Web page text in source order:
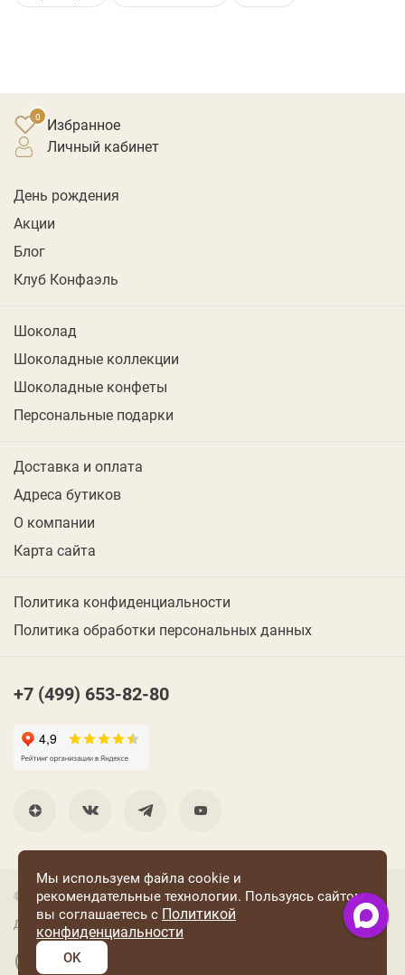
Избранное
личный кабинет
День рождения
Акции
Блог
Клуб Конфаэль
Шоколад
Шоколадные коллекции
Шоколадные конфеты
Персональные подарки
Доставка и оплата
Адреса бутиков
О компании
Карта сайта
Политика конфиденциальности
Политика обработки персональных данных
+7 (499) 653-82-80
© 2001 Группа компаний «Конфаэль»
Дизайн —RUSO
Разработка и поддержка сайта: «Четвертый Рим»
Мы используем файла cookie и
рекомендательные технологии. Пользуясь сайтом
вы соглашаетесь с Политикой
конфиденциальности
OK